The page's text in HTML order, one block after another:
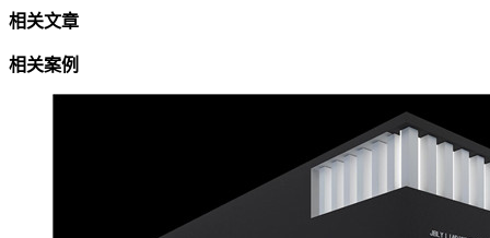
相关文章
相关案例